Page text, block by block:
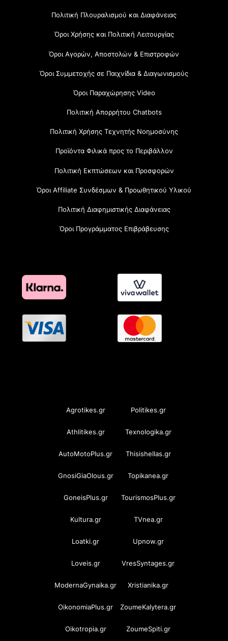
Πολιτική Πλουραλισμού και Διαφάνειας
Όροι Χρήσης και Πολιτική Λειτουργίας
Όροι Αγορών, Αποστολών & Επιστροφών
Όροι Συμμετοχής σε Παιχνίδια & Διαγωνισμούς
Όροι Παραχώρησης Video
Πολιτική Απορρήτου Chatbots
Πολιτική Χρήσης Τεχνητής Νοημοσύνης
Προϊόντα Φιλικά προς το Περιβάλλον
Πολιτική Εκπτώσεων και Προσφορών
Όροι Affiliate Συνδέσμων & Προωθητικού Υλικού
Πολιτική Διαφημιστικής Διαφάνειας
Όροι Προγράμματος Επιβράβευσης
Agrotikes.gr Politikes.gr
Athlitikes.gr Texnologika.gr
AutoMotoPlus.gr Thisishellas.gr
GnosiGiaOlous.gr Topikanea.gr
GoneisPlus.gr TourismosPlus.gr
Kultura.gr TVnea.gr
Loatki.gr Upnow.gr
Loveis.gr VresSyntages.gr
ModernaGynaika.gr Xristianika.gr
OikonomiaPlus.gr ZoumeKalytera.gr
Oikotropia.gr ZoumeSpiti.gr